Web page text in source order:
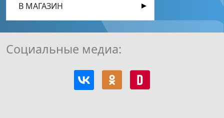
В МАГАЗИН
Социальные медиа: